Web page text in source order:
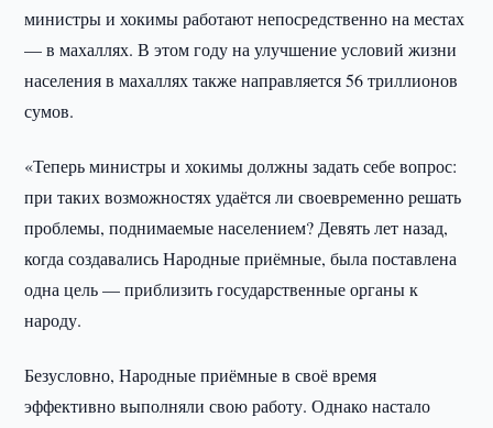
министры и хокимы работают непосредственно на местах
— в махаллях. В этом году на улучшение условий жизни
населения в махаллях также направляется 56 триллионов
сумов.
«Теперь министры и хокимы должны задать себе вопрос:
при таких возможностях удаётся ли своевременно решать
проблемы, поднимаемые населением? Девять лет назад,
когда создавались Народные приёмные, была поставлена
одна цель — приблизить государственные органы к
народу.
Безусловно, Народные приёмные в своё время
эффективно выполняли свою работу. Однако настало